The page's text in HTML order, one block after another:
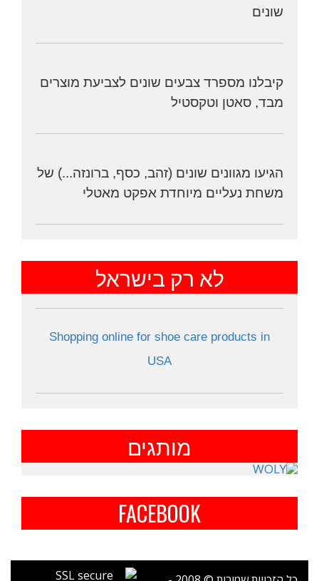
שונים
קיבלנו מספרד צבעים שונים לצביעת מוצרים
מבד, סאטן וטקסטיל
הגיעו מגוונים שונים (זהב, כסף, ברונזה...) של
משחת נעליים מיוחדת אפקט מאטלי
לא רק בישראל
Shopping online for shoe care products in
USA
מותגים
FACEBOOK